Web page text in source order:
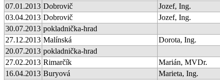
07.01.2013 Dobrovič
Jozef, Ing.
03.04.2013 Dobrovič
Jozef, Ing.
30.07.2013 pokladnička-hrad
27.12.2013 Malínská
Dorota, Ing.
20.07.2013 pokladnička-hrad
27.02.2013 Rimarčík
Marián, MVDr.
16.04.2013 Buryová
Marieta, Ing.